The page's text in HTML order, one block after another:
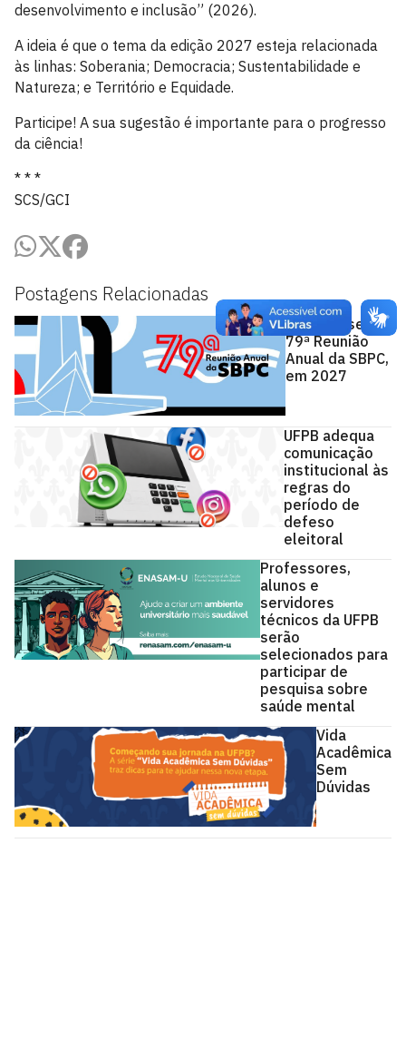
Postagens Relacionadas
UFPB vai sediar
79ª Reunião
Anual da SBPC,
em 2027
UFPB adequa
comunicação
institucional às
regras do
período de
defeso
eleitoral
Professores,
alunos e
servidores
técnicos da UFPB
serão
selecionados para
participar de
pesquisa sobre
saúde mental
Vida
Acadêmica
Sem
Dúvidas
desenvolvimento e inclusão” (2026).
A ideia é que o tema da edição 2027 esteja relacionada
às linhas: Soberania; Democracia; Sustentabilidade e
Natureza; e Território e Equidade.
Participe! A sua sugestão é importante para o progresso
da ciência!
* * *
SCS/GCI